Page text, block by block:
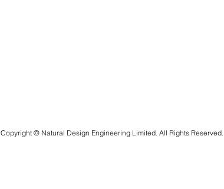
Copyright © Natural Design Engineering Limited. All Rights Reserved.